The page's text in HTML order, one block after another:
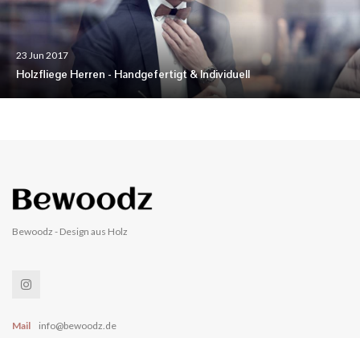
23 Jun 2017
Holzfliege Herren - Handgefertigt & Individuell
Bewoodz - Design aus Holz
Mail info@bewoodz.de